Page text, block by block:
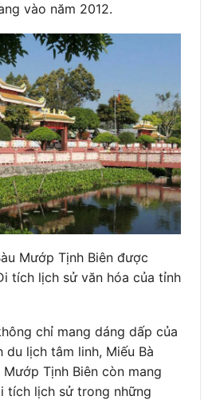
vào năm 2012.
Mướp Tịnh Biên được
tích lịch sử văn hóa của tỉnh
chỉ mang dáng dấp của
du lịch tâm linh, Miếu Bà
Mướp Tịnh Biên còn mang
tích lịch sử trong những